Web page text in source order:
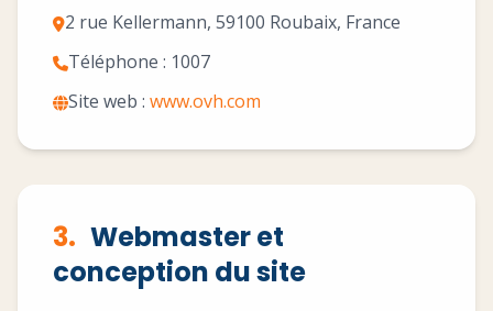
2 rue Kellermann, 59100 Roubaix, France
Téléphone : 1007
Site web : www.ovh.com
3. Webmaster et
conception du site